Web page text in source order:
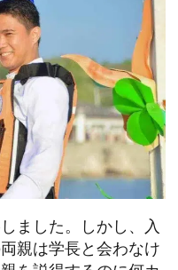
ました。しかし、入
親は学長と会わなけ